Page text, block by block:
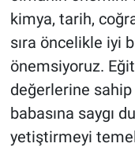
kimya, tarih,
sıra öncelikle iyi
önemsiyoruz.
değerlerine sahip
babasına saygı
yetiştirmeyi